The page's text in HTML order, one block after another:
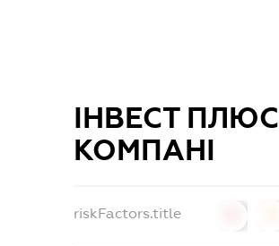
ІНВЕСТ ПЛЮС
КОМПАНІ
riskFactors.title